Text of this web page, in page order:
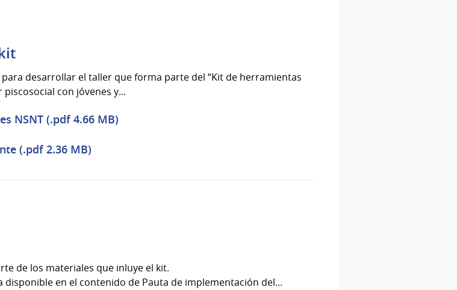
desarrollar el taller que forma parte del “Kit de herramientas
con jóvenes y...
NSNT (.pdf 4.66 MB)
(.pdf 2.36 MB)
de los materiales que inluye el kit.
en el contenido de Pauta de implementación del...